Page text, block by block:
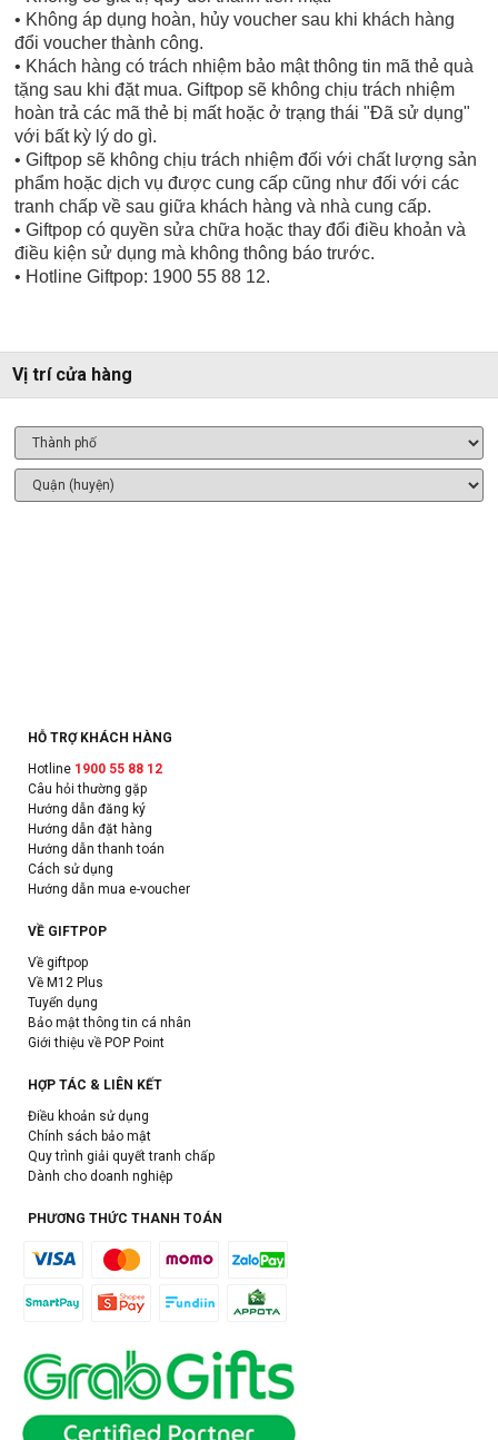
• Không áp dụng hoàn, hủy voucher sau khi khách hàng
đổi voucher thành công.
• Khách hàng có trách nhiệm bảo mật thông tin mã thẻ quà
tặng sau khi đặt mua. Giftpop sẽ không chịu trách nhiệm
hoàn trả các mã thẻ bị mất hoặc ở trạng thái "Đã sử dụng"
với bất kỳ lý do gì.
• Giftpop sẽ không chịu trách nhiệm đối với chất lượng sản
phẩm hoặc dịch vụ được cung cấp cũng như đối với các
tranh chấp về sau giữa khách hàng và nhà cung cấp.
• Giftpop có quyền sửa chữa hoặc thay đổi điều khoản và
điều kiện sử dụng mà không thông báo trước.
• Hotline Giftpop: 1900 55 88 12.
Vị trí cửa hàng
HỖ TRỢ KHÁCH HÀNG
Hotline 1900 55 88 12
Câu hỏi thường gặp
Hướng dẫn đăng ký
Hướng dẫn đặt hàng
Hướng dẫn thanh toán
Cách sử dụng
Hướng dẫn mua e-voucher
VỀ GIFTPOP
Về giftpop
Về M12 Plus
Tuyển dụng
Bảo mật thông tin cá nhân
Giới thiệu về POP Point
HỢP TÁC & LIÊN KẾT
Điều khoản sử dụng
Chính sách bảo mật
Quy trình giải quyết tranh chấp
Dành cho doanh nghiệp
PHƯƠNG THỨC THANH TOÁN